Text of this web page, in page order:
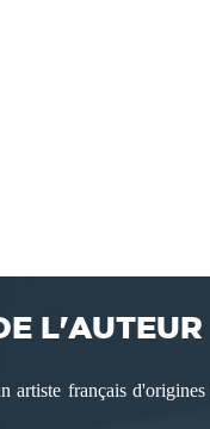
L'AUTEUR
artiste français